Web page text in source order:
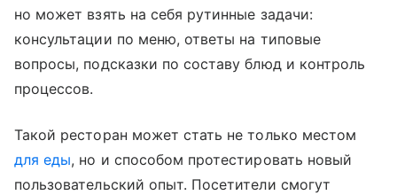
но может взять на себя рутинные задачи:
консультации по меню, ответы на типовые
вопросы, подсказки по составу блюд и контроль
процессов.
Такой ресторан может стать не только местом
для еды, но и способом протестировать новый
пользовательский опыт. Посетители смогут